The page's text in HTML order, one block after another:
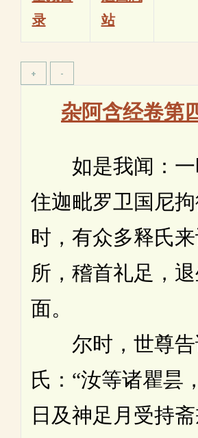
录
站
杂阿含经卷第
如是我闻：一
住迦毗罗卫国尼拘
时，有众多释氏
所，稽首礼足，
面。
尔时，世尊告
氏：“汝等诸瞿昙
日及神足月受持